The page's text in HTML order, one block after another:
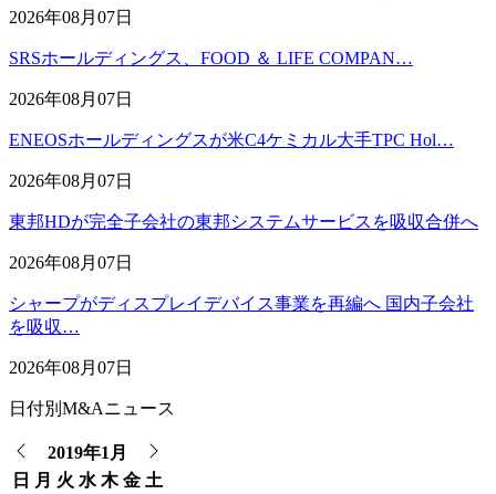
2026年08月07日
SRSホールディングス、FOOD ＆ LIFE COMPAN…
2026年08月07日
ENEOSホールディングスが米C4ケミカル大手TPC Hol…
2026年08月07日
東邦HDが完全子会社の東邦システムサービスを吸収合併へ
2026年08月07日
シャープがディスプレイデバイス事業を再編へ 国内子会社
を吸収…
2026年08月07日
日付別M&Aニュース
2019年1月
日
月 火 水 木 金 土